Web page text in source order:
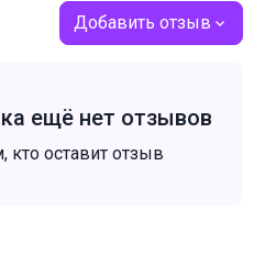
Добавить отзыв
ещё нет отзывов
кто оставит отзыв